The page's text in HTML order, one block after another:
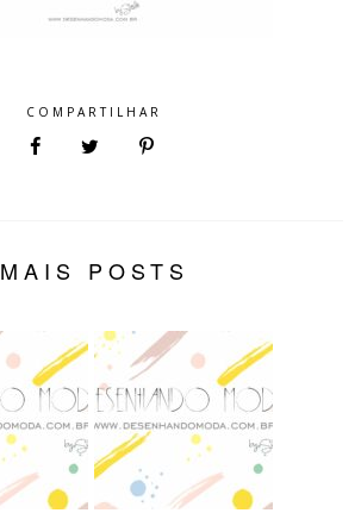
COMPARTILHAR
MAIS POSTS